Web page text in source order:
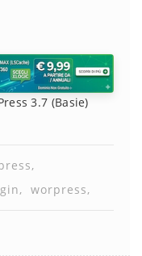
3.7 (Basie)
worpress